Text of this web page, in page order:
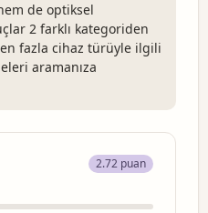
de optiksel
2 farklı kategoriden
fazla cihaz türüyle ilgili
aramanıza
2.72 puan